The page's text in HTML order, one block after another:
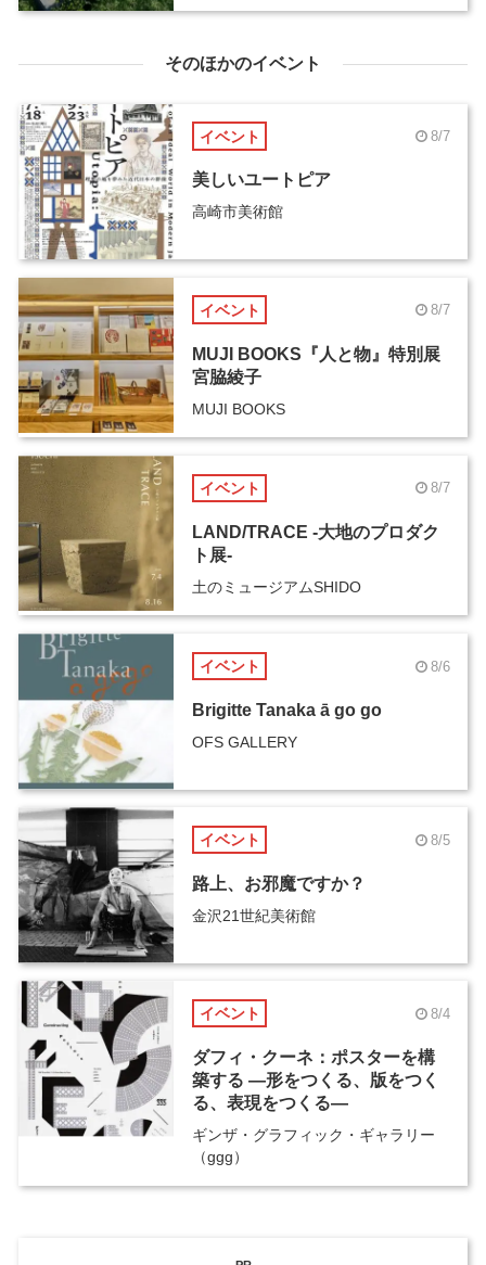
そのほかのイベント
イベント 8/7
美しいユートピア
高崎市美術館
イベント 8/7
MUJI BOOKS『人と物』特別展
宮脇綾子
MUJI BOOKS
イベント 8/7
LAND/TRACE -大地のプロダク
ト展-
土のミュージアムSHIDO
イベント 8/6
Brigitte Tanaka ā go go
OFS GALLERY
イベント 8/5
路上、お邪魔ですか？
金沢21世紀美術館
イベント 8/4
ダフィ・クーネ：ポスターを構
築する ―形をつくる、版をつく
る、表現をつくる―
ギンザ・グラフィック・ギャラリー
（ggg）